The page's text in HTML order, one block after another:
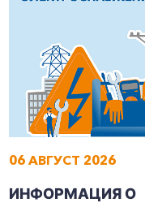
06 АВГУСТ 2026
ИНФОРМАЦИЯ О